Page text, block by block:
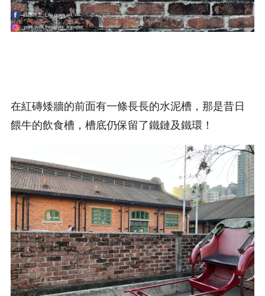
在紅磚矮牆的前面有一條長長的水泥槽，那是昔日
餵牛的飲食槽，槽底仍保留了鐵鏈及鐵環！